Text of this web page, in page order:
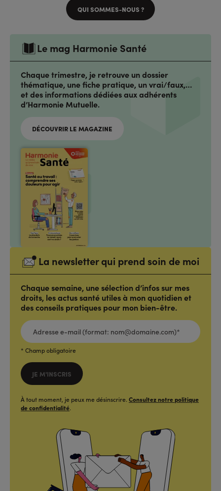
QUI SOMMES-NOUS ?
Le mag Harmonie Santé
Chaque trimestre, je retrouve un dossier
thématique, une fiche pratique, un vrai/faux,…
et des informations dédiées aux adhérents
d’Harmonie Mutuelle.
DÉCOUVRIR LE MAGAZINE
La newsletter qui prend soin de moi
Chaque semaine, une sélection d’infos sur mes
droits, les actus santé utiles à mon quotidien et
des conseils pratiques pour mon bien-être.
ADRESSE
E-
MAIL
(FORMAT:
NOM@DOMAINE.COM)*
* Champ obligatoire
JE M'INSCRIS
À tout moment, je peux me désinscrire. Consultez notre politique
de confidentialité.